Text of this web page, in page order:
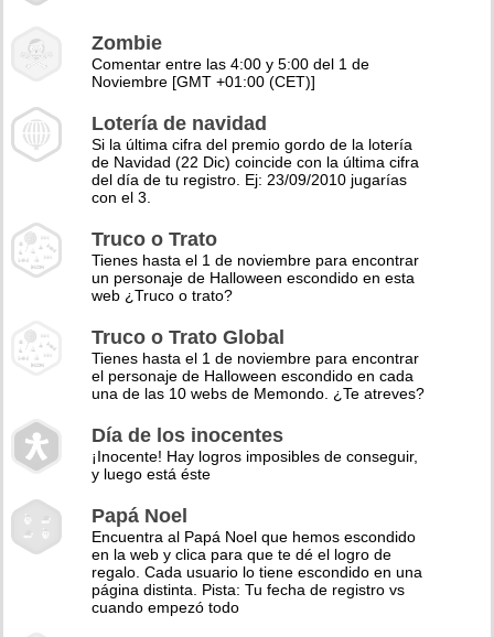
Zombie
Comentar entre las 4:00 y 5:00 del 1 de
Noviembre [GMT +01:00 (CET)]
Lotería de navidad
Si la última cifra del premio gordo de la lotería
de Navidad (22 Dic) coincide con la última cifra
del día de tu registro. Ej: 23/09/2010 jugarías
con el 3.
Truco o Trato
Tienes hasta el 1 de noviembre para encontrar
un personaje de Halloween escondido en esta
web ¿Truco o trato?
Truco o Trato Global
Tienes hasta el 1 de noviembre para encontrar
el personaje de Halloween escondido en cada
una de las 10 webs de Memondo. ¿Te atreves?
Día de los inocentes
¡Inocente! Hay logros imposibles de conseguir,
y luego está éste
Papá Noel
Encuentra al Papá Noel que hemos escondido
en la web y clica para que te dé el logro de
regalo. Cada usuario lo tiene escondido en una
página distinta. Pista: Tu fecha de registro vs
cuando empezó todo